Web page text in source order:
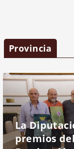
Provincia
La
premios